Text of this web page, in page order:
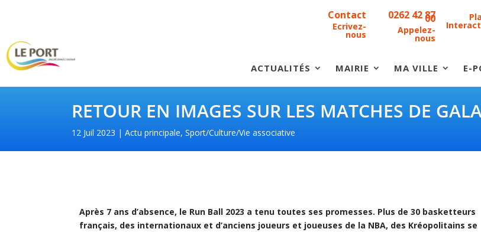
Contact
Ecrivez-
nous
0262 42 87
00
Appelez-
nous
ACTUALITÉS MAIRIE MA VILLE E-
RETOUR EN IMAGES SUR LES MATCHES DE
12 Juil 2023 Actu principale, Sport/Culture/Vie associative
Après 7 ans d’absence, le Run Ball 2023 a tenu toutes ses promesses. Plus de 30 basketteurs
français, des internationaux et d’anciens joueurs et joueuses de la NBA, des Kréopolitains se